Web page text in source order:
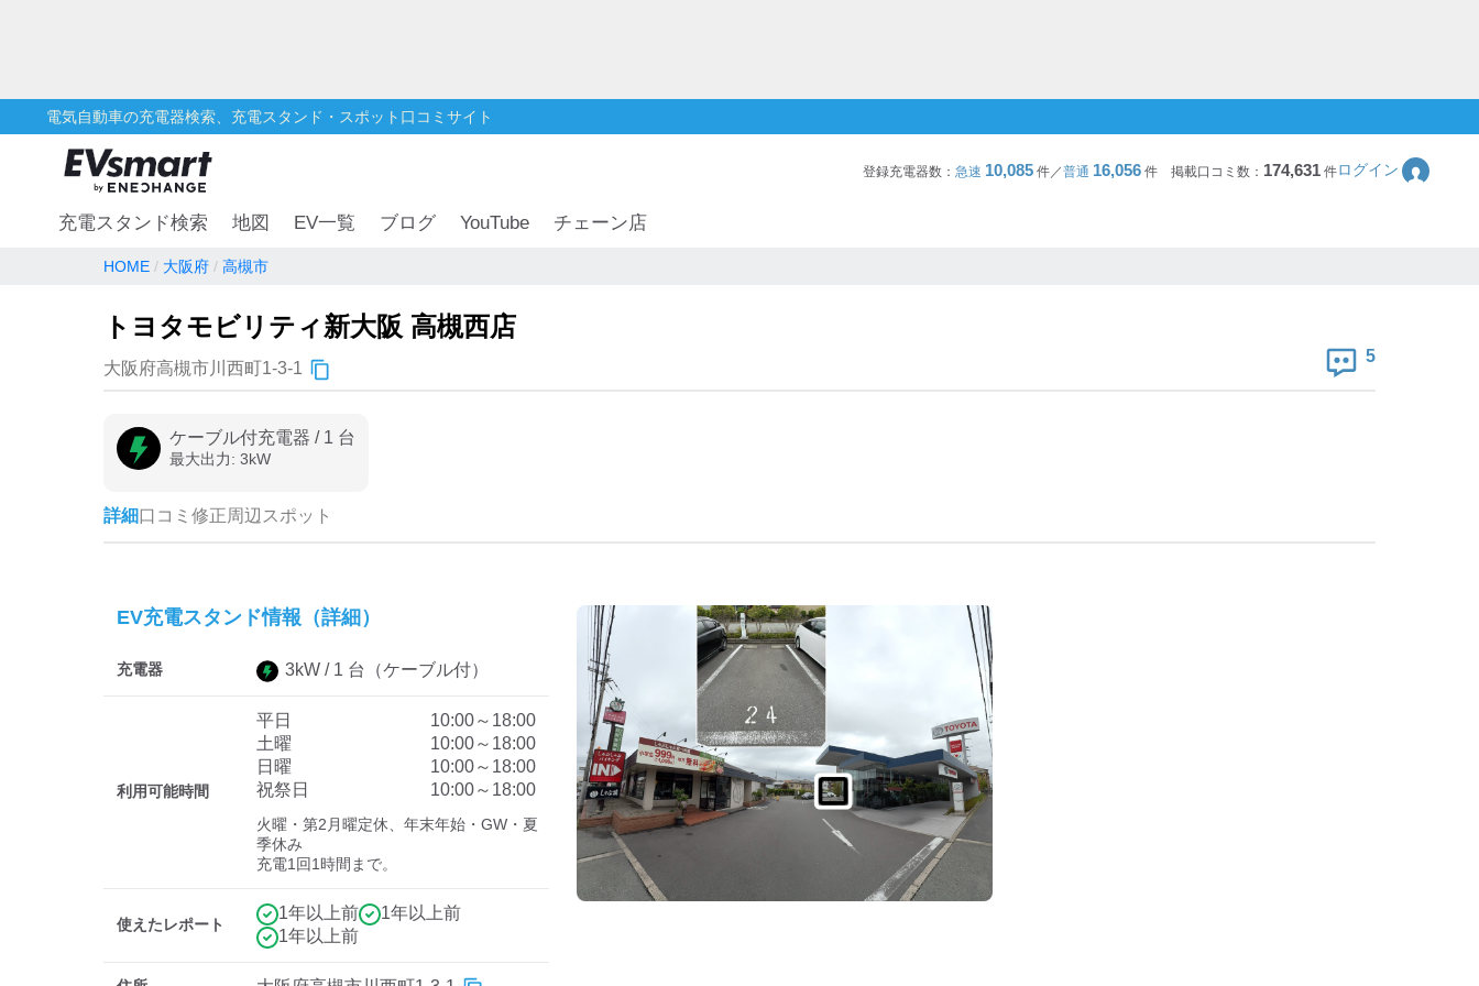
電気自動車の充電器検索、充電スタンド・スポット口コミサイト
登録充電器数： 急速 10,085 件／普通 16,056 件 掲載口コミ数： 174,631件ログイン
充電スタンド検索 地図 EV一覧 ブログ YouTube チェーン店
HOME 大阪府 高槻市
トヨタモビリティ新大阪 高槻西店
大阪府高槻市川西町1-3-1
5
ケーブル付充電器 / 1 台
最大出力: 3kW
詳細口コミ 修正周辺スポット
EV充電スタンド情報（詳細）
充電器 3kW / 1 台 （ケーブル付）
利用可能時間
平日
10:00～18:00
土曜
10:00～18:00
日曜
10:00～18:00
祝祭日
10:00～18:00
火曜・第2月曜定休、年末年始・GW・夏
季休み
充電1回1時間まで。
使えたレポート
1年以上前
1年以上前
1年以上前